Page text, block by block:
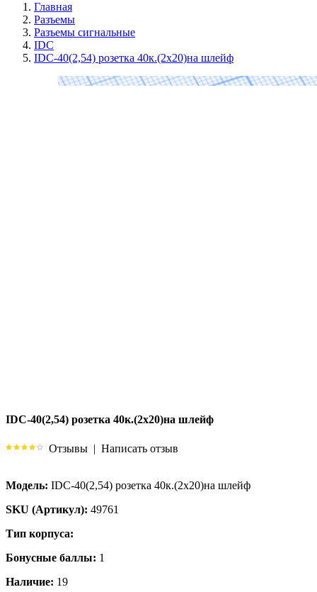
Главная
Разъемы
Разъемы сигнальные
IDC
IDC-40(2,54) розетка 40к.(2х20)на шлейф
IDC-40(2,54) розетка 40к.(2х20)на шлейф
Отзывы | Написать отзыв
Модель: IDC-40(2,54) розетка 40к.(2х20)на шлейф
SKU (Артикул): 49761
Тип корпуса:
Бонусные баллы: 1
Наличие: 19